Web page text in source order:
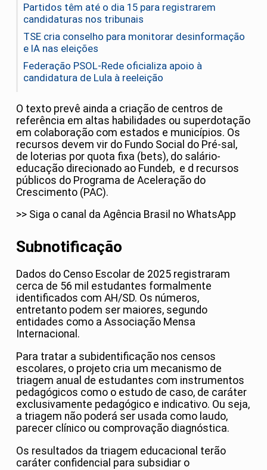
Partidos têm até o dia 15 para registrarem
candidaturas nos tribunais
TSE cria conselho para monitorar desinformação
e IA nas eleições
Federação PSOL-Rede oficializa apoio à
candidatura de Lula à reeleição
O texto prevê ainda a criação de centros de
referência em altas habilidades ou superdotação
em colaboração com estados e municípios. Os
recursos devem vir do Fundo Social do Pré-sal,
de loterias por quota fixa (bets), do salário-
educação direcionado ao Fundeb, e d recursos
públicos do Programa de Aceleração do
Crescimento (PAC).
>> Siga o canal da Agência Brasil no WhatsApp
Subnotificação
Dados do Censo Escolar de 2025 registraram
cerca de 56 mil estudantes formalmente
identificados com AH/SD. Os números,
entretanto podem ser maiores, segundo
entidades como a Associação Mensa
Internacional.
Para tratar a subidentificação nos censos
escolares, o projeto cria um mecanismo de
triagem anual de estudantes com instrumentos
pedagógicos como o estudo de caso, de caráter
exclusivamente pedagógico e indicativo. Ou seja,
a triagem não poderá ser usada como laudo,
parecer clínico ou comprovação diagnóstica.
Os resultados da triagem educacional terão
caráter confidencial para subsidiar o